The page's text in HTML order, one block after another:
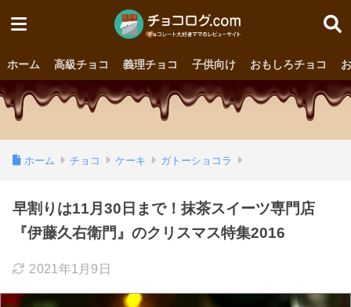
ホーム 高級チョコ 義理チョコ 子供向け おもしろチョコ
ホーム チョコ ケーキ ガトーショコラ
早割りは11月30日まで！抹茶スイーツ専門店
『伊藤久右衛門』のクリスマス特集2016
2021年1月9日